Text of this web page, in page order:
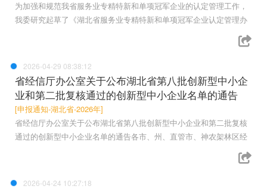
为加强和规范我省服务业专精特新和单项冠军企业的认定管理工作，
我委研究起草了《湖北省服务业专精特新和单项冠军企业认定管理办
2026-04-29 08:38:12
省经信厅办公室关于公布湖北省第八批创新型中小企
业和第二批复核通过的创新型中小企业名单的通告
[申报通知-湖北省-2026年]
省经信厅办公室关于公布湖北省第八批创新型中小企业和第二批复核
通过的创新型中小企业名单的通告各市、州、直管市、神农架林区经
2026-04-24 10:27:18